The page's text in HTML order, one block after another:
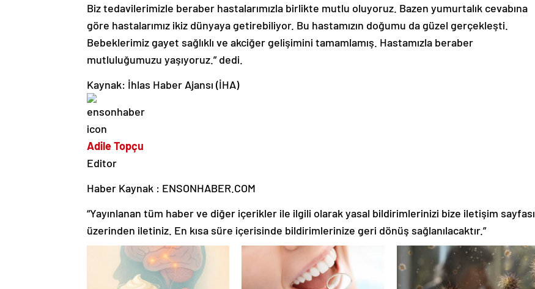
Biz tedavilerimizle beraber hastalarımızla birlikte mutlu oluyoruz. Bazen yumurtalık cevabına
göre hastalarımız ikiz dünyaya getirebiliyor. Bu hastamızın doğumu da güzel gerçekleşti.
Bebeklerimiz gayet sağlıklı ve akciğer gelişimini tamamlamış. Hastamızla beraber
mutluluğumuzu yaşıyoruz.” dedi.
Kaynak: İhlas Haber Ajansı (İHA)
Adile Topçu
Editor
Haber Kaynak : ENSONHABER.COM
“Yayınlanan tüm haber ve diğer içerikler ile ilgili olarak yasal bildirimlerinizi bize iletişim sayfası
üzerinden iletiniz. En kısa süre içerisinde bildirimlerinize geri dönüş sağlanılacaktır.”